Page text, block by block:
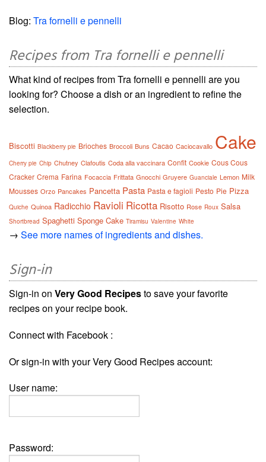
Blog: Tra fornelli e pennelli
Recipes from Tra fornelli e pennelli
What kind of recipes from Tra fornelli e pennelli are you
looking for? Choose a dish or an ingredient to refine the
selection.
Biscotti Blackberry pie Brioches Broccoli Buns Cacao Caciocavallo Cake
Cherry pie Chip Chutney Clafoutis Coda alla vaccinara Confit Cookie Cous Cous
Cracker Crema Farina Focaccia Frittata Gnocchi Gruyere Guanciale Lemon Milk
Mousses Orzo Pancakes Pancetta Pasta Pasta e fagioli Pesto Pie Pizza
Quiche Quinoa Radicchio Ravioli Ricotta Risotto Rose Roux Salsa
Shortbread Spaghetti Sponge Cake Tiramisu Valentine White
→ See more names of ingredients and dishes.
Sign-in
Sign-in on Very Good Recipesto save your favorite
recipes on your recipe book.
Connect with Facebook :
Or sign-in with your Very Good Recipes account:
User name:
Password: